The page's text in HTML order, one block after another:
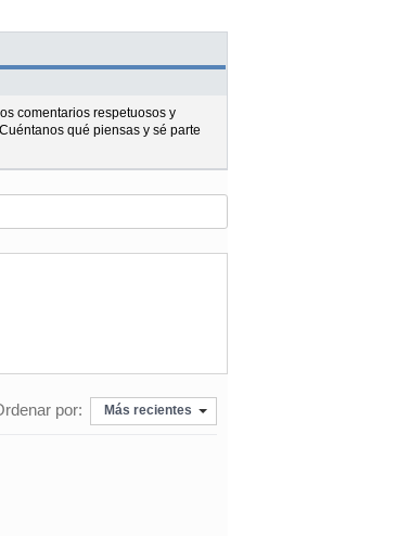
comentarios respetuosos y
qué piensas y sé parte
por: Más recientes